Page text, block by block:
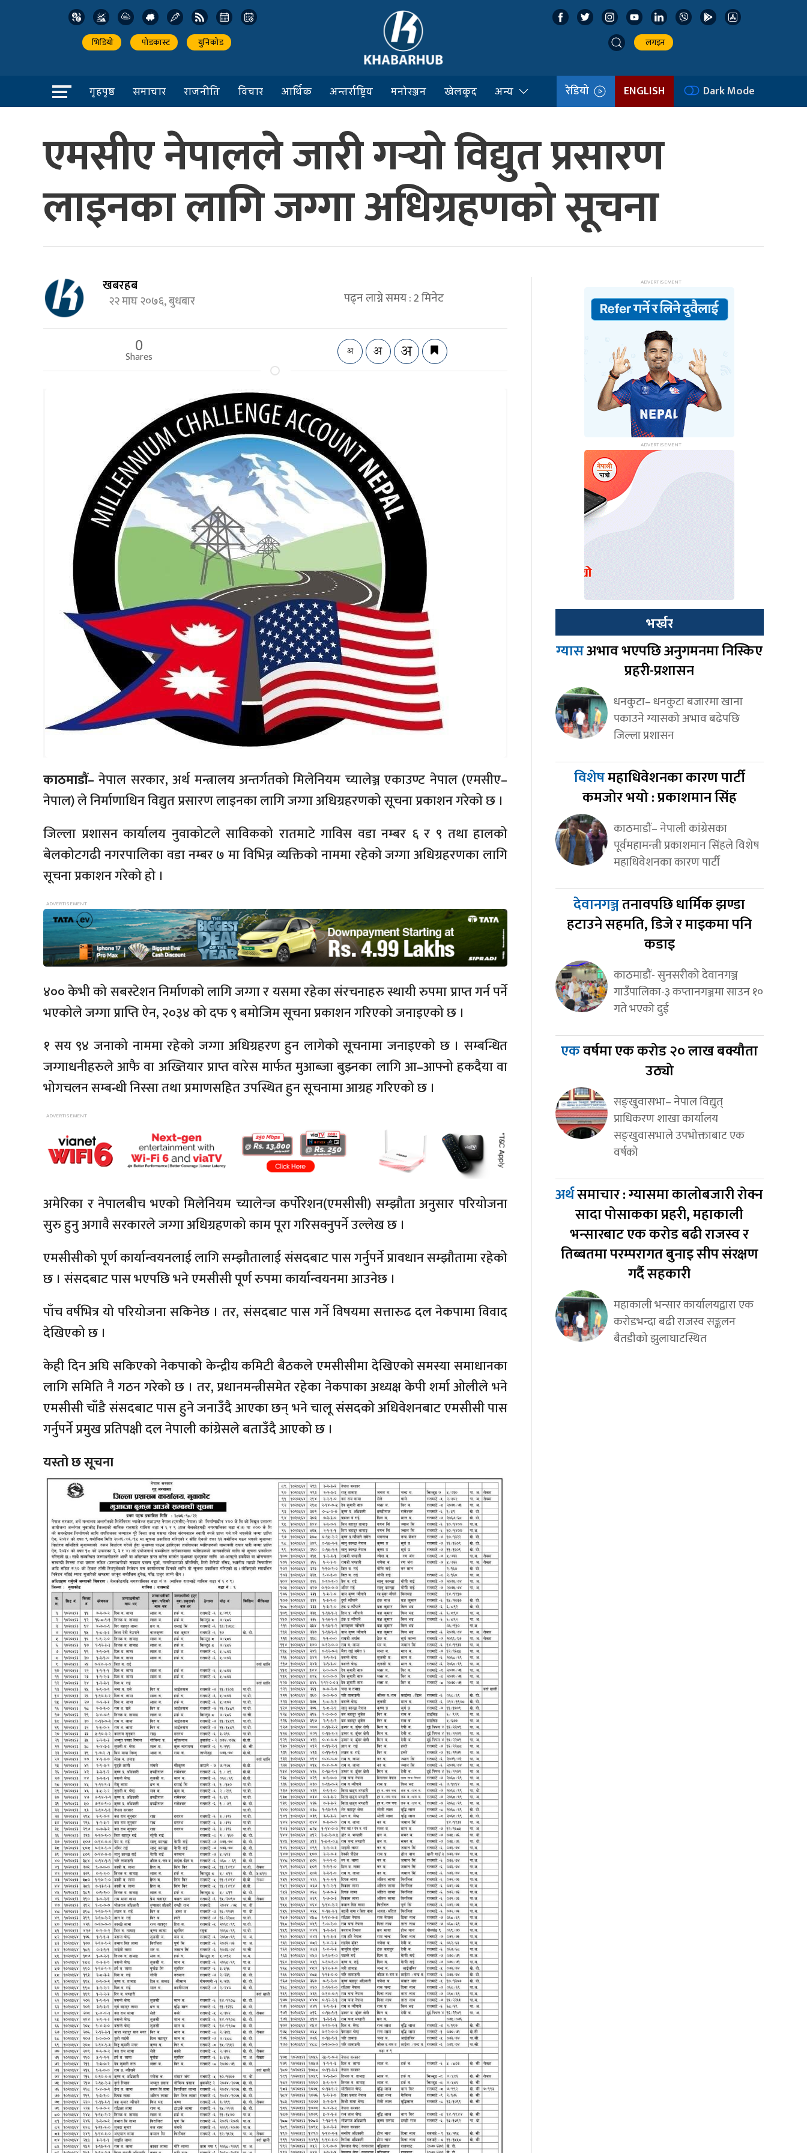
भिडियो पोडकास्ट युनिकोड लगइन
गृहपृष्ठ समाचार राजनीति विचार आर्थिक अन्तर्राष्ट्रिय मनोरञ्जन खेलकुद अन्य रेडियो ENGLISH Dark Mode
एमसीए नेपालले जारी गर्‍यो विद्युत प्रसारण
लाइनका लागि जग्गा अधिग्रहणको सूचना
खबरहब
२२ माघ २०७६, बुधबार पढ्न लाग्ने समय :2मिनेट
0
Shares
काठमाडौं– नेपाल सरकार, अर्थ मन्त्रालय अन्तर्गतको मिलेनियम च्यालेञ्ज एकाउण्ट नेपाल (एमसीए–
नेपाल) ले निर्माणाधिन विद्युत प्रसारण लाइनका लागि जग्गा अधिग्रहरणको सूचना प्रकाशन गरेको छ ।
जिल्ला प्रशासन कार्यालय नुवाकोटले साविकको रातमाटे गाविस वडा नम्बर ६ र ९ तथा हालको
बेलकोटगढी नगरपालिका वडा नम्बर ७ मा विभिन्न व्यक्तिको नाममा रहेको जग्गा अधिग्रहरणका लागि
सूचना प्रकाशन गरेको हो ।
४०० केभी को सबस्टेशन निर्माणको लागि जग्गा र यसमा रहेका संरचनाहरु स्थायी रुपमा प्राप्त गर्न पर्ने
भएकोले जग्गा प्राप्ति ऐन, २०३४ को दफ ९ बमोजिम सूचना प्रकाशन गरिएको जनाइएको छ ।
१ सय ९४ जनाको नाममा रहेको जग्गा अधिग्रहरण हुन लागेको सूचनामा जनाइएको छ । सम्बन्धित
जग्गाधनीहरुले आफै वा अख्तियार प्राप्त वारेस मार्फत मुआब्जा बुझ्नका लागि आ–आफ्नो हकदैया वा
भोगचलन सम्बन्धी निस्सा तथा प्रमाणसहित उपस्थित हुन सूचनामा आग्रह गरिएको छ ।
अमेरिका र नेपालबीच भएको मिलेनियम च्यालेन्ज कर्पोरेशन(एमसीसी) सम्झौता अनुसार परियोजना
सुरु हुनु अगावै सरकारले जग्गा अधिग्रहणको काम पूरा गरिसक्नुपर्ने उल्लेख छ ।
एमसीसीको पूर्ण कार्यान्वयनलाई लागि सम्झौतालाई संसदबाट पास गर्नुपर्ने प्रावधान सम्झौतामा रहेको
छ । संसदबाट पास भएपछि भने एमसीसी पूर्ण रुपमा कार्यान्वयनमा आउनेछ ।
पाँच वर्षभित्र यो परियोजना सकिनेछ । तर, संसदबाट पास गर्ने विषयमा सत्तारुढ दल नेकपामा विवाद
देखिएको छ ।
केही दिन अघि सकिएको नेकपाको केन्द्रीय कमिटी बैठकले एमसीसीमा देखिएको समस्या समाधानका
लागि समिति नै गठन गरेको छ । तर, प्रधानमन्त्रीसमेत रहेका नेकपाका अध्यक्ष केपी शर्मा ओलीले भने
एमसीसी चाँडै संसदबाट पास हुने जनाउँदै आएका छन् भने चालू संसदको अधिवेशनबाट एमसीसी पास
गर्नुपर्ने प्रमुख प्रतिपक्षी दल नेपाली कांग्रेसले बताउँदै आएको छ ।
यस्तो छ सूचना
भर्खर
ग्यासअभाव भएपछि अनुगमनमा निस्किए
प्रहरी-प्रशासन
धनकुटा– धनकुटा बजारमा खाना
पकाउने ग्यासको अभाव बढेपछि
जिल्ला प्रशासन
विशेषमहाधिवेशनका कारण पार्टी
कमजोर भयो : प्रकाशमान सिंह
काठमाडौं– नेपाली कांग्रेसका
पूर्वमहामन्त्री प्रकाशमान सिंहले विशेष
महाधिवेशनका कारण पार्टी
देवानगञ्जतनावपछि धार्मिक झण्डा
हटाउने सहमति, डिजे र माइकमा पनि
कडाइ
काठमाडौं- सुनसरीको देवानगञ्ज
गाउँपालिका-३ कप्तानगञ्जमा साउन १०
गते भएको दुई
एकवर्षमा एक करोड २० लाख बक्यौता
उठ्यो
सङ्खुवासभा– नेपाल विद्युत्
प्राधिकरण शाखा कार्यालय
सङ्खुवासभाले उपभोक्ताबाट एक
वर्षको
अर्थसमाचार : ग्यासमा कालोबजारी रोक्न
सादा पोसाकका प्रहरी, महाकाली
भन्सारबाट एक करोड बढी राजस्व र
तिब्बतमा परम्परागत बुनाइ सीप संरक्षण
गर्दै सहकारी
महाकाली भन्सार कार्यालयद्वारा एक
करोडभन्दा बढी राजस्व सङ्कलन
बैतडीको झुलाघाटस्थित